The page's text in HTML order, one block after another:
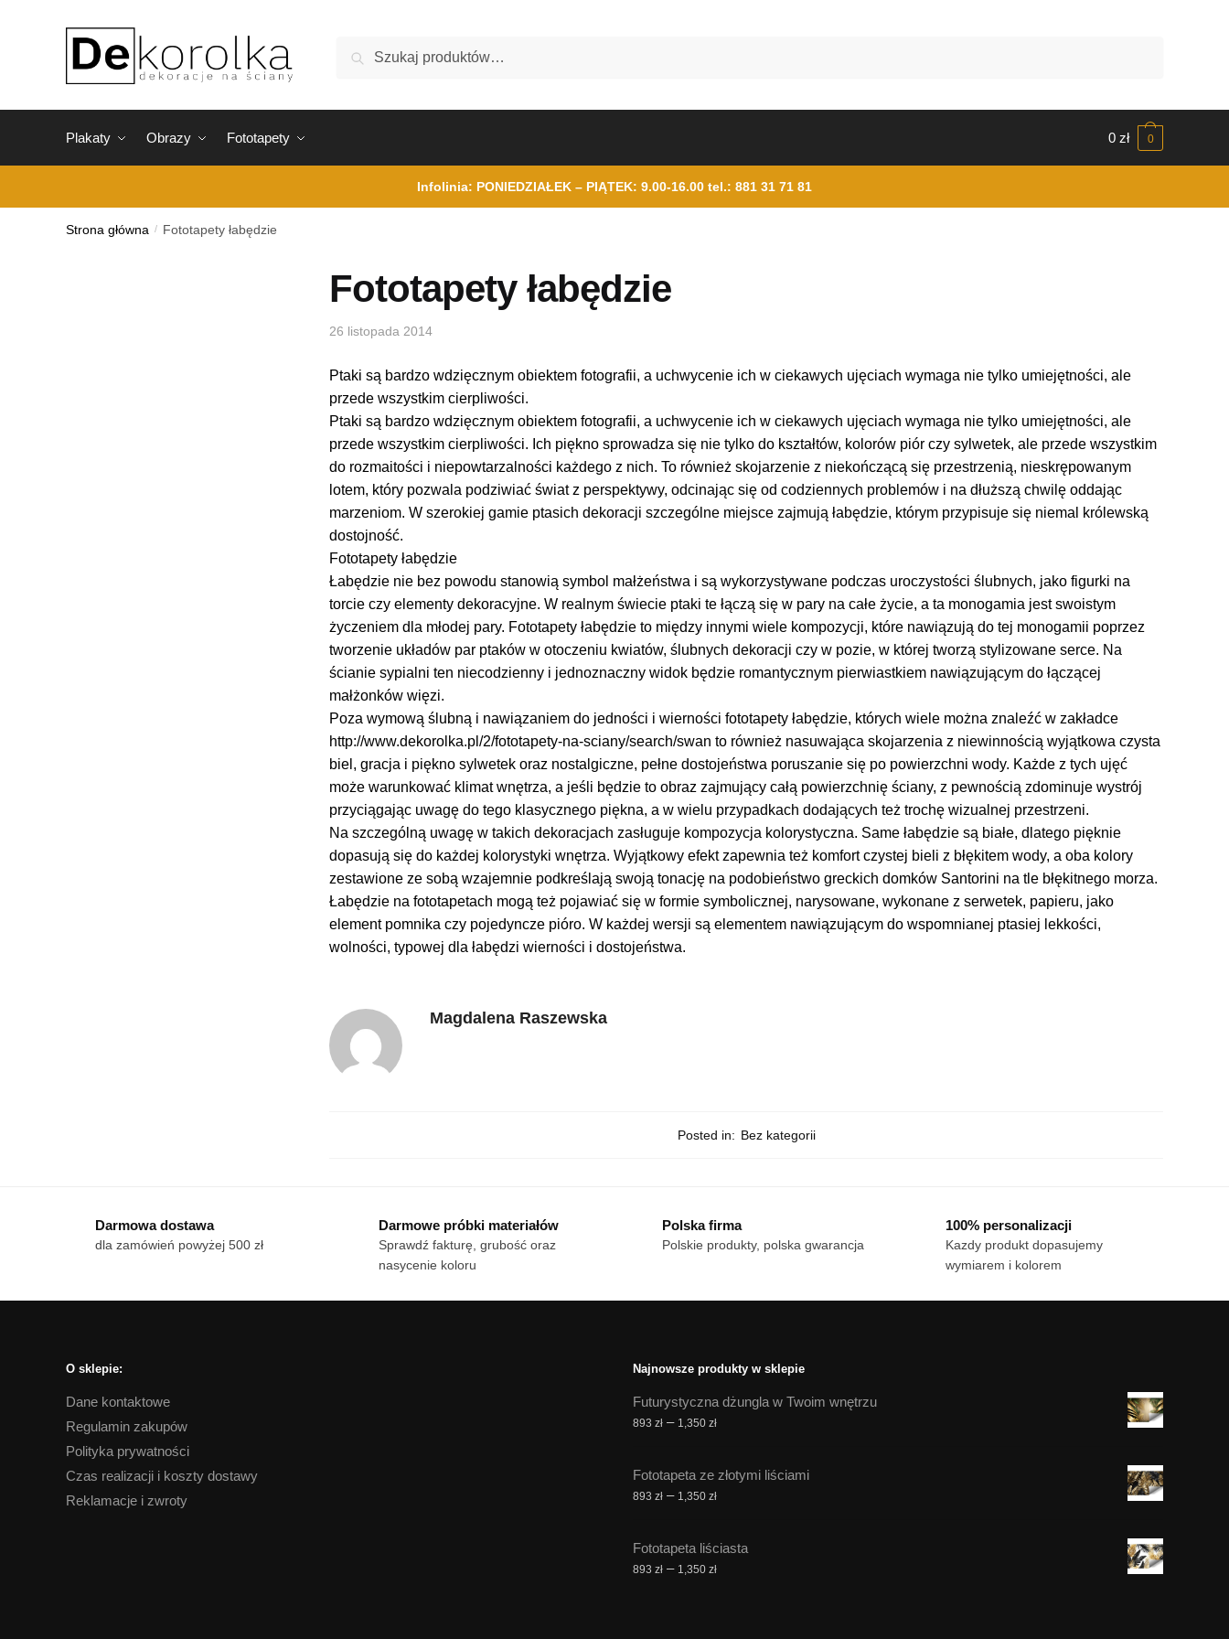
Szukaj
Plakaty Obrazy Fototapety 0 zł 0
Infolinia: PONIEDZIAŁEK – PIĄTEK: 9.00-16.00 tel.: 881 31 71 81
Strona główna / Fototapety łabędzie
Fototapety łabędzie
26 listopada 2014
Ptaki są bardzo wdzięcznym obiektem fotografii, a uchwycenie ich w ciekawych ujęciach wymaga nie tylko umiejętności, ale
przede wszystkim cierpliwości.
Ptaki są bardzo wdzięcznym obiektem fotografii, a uchwycenie ich w ciekawych ujęciach wymaga nie tylko umiejętności, ale
przede wszystkim cierpliwości. Ich piękno sprowadza się nie tylko do kształtów, kolorów piór czy sylwetek, ale przede wszystkim
do rozmaitości i niepowtarzalności każdego z nich. To również skojarzenie z niekończącą się przestrzenią, nieskrępowanym
lotem, który pozwala podziwiać świat z perspektywy, odcinając się od codziennych problemów i na dłuższą chwilę oddając
marzeniom. W szerokiej gamie ptasich dekoracji szczególne miejsce zajmują łabędzie, którym przypisuje się niemal królewską
dostojność.
Fototapety łabędzie
Łabędzie nie bez powodu stanowią symbol małżeństwa i są wykorzystywane podczas uroczystości ślubnych, jako figurki na
torcie czy elementy dekoracyjne. W realnym świecie ptaki te łączą się w pary na całe życie, a ta monogamia jest swoistym
życzeniem dla młodej pary. Fototapety łabędzie to między innymi wiele kompozycji, które nawiązują do tej monogamii poprzez
tworzenie układów par ptaków w otoczeniu kwiatów, ślubnych dekoracji czy w pozie, w której tworzą stylizowane serce. Na
ścianie sypialni ten niecodzienny i jednoznaczny widok będzie romantycznym pierwiastkiem nawiązującym do łączącej
małżonków więzi.
Poza wymową ślubną i nawiązaniem do jedności i wierności fototapety łabędzie, których wiele można znaleźć w zakładce
http://www.dekorolka.pl/2/fototapety-na-sciany/search/swan to również nasuwająca skojarzenia z niewinnością wyjątkowa czysta
biel, gracja i piękno sylwetek oraz nostalgiczne, pełne dostojeństwa poruszanie się po powierzchni wody. Każde z tych ujęć
może warunkować klimat wnętrza, a jeśli będzie to obraz zajmujący całą powierzchnię ściany, z pewnością zdominuje wystrój
przyciągając uwagę do tego klasycznego piękna, a w wielu przypadkach dodających też trochę wizualnej przestrzeni.
Na szczególną uwagę w takich dekoracjach zasługuje kompozycja kolorystyczna. Same łabędzie są białe, dlatego pięknie
dopasują się do każdej kolorystyki wnętrza. Wyjątkowy efekt zapewnia też komfort czystej bieli z błękitem wody, a oba kolory
zestawione ze sobą wzajemnie podkreślają swoją tonację na podobieństwo greckich domków Santorini na tle błękitnego morza.
Łabędzie na fototapetach mogą też pojawiać się w formie symbolicznej, narysowane, wykonane z serwetek, papieru, jako
element pomnika czy pojedyncze pióro. W każdej wersji są elementem nawiązującym do wspomnianej ptasiej lekkości,
wolności, typowej dla łabędzi wierności i dostojeństwa.
Magdalena Raszewska
Posted in: Bez kategorii
Darmowa dostawa
dla zamówień powyżej 500 zł
Darmowe próbki materiałów
Sprawdź fakturę, grubość oraz
nasycenie koloru
Polska firma
Polskie produkty, polska gwarancja
100% personalizacji
Kazdy produkt dopasujemy
wymiarem i kolorem
O sklepie:
Dane kontaktowe
Regulamin zakupów
Polityka prywatności
Czas realizacji i koszty dostawy
Reklamacje i zwroty
Najnowsze produkty w sklepie
Futurystyczna dżungla w Twoim wnętrzu
893 zł – 1,350 złZakres
893 zł
do
Fototapeta ze złotymi liściami
893 zł – 1,350 złZakres
893 zł
do
Fototapeta liściasta
893 zł – 1,350 złZakres